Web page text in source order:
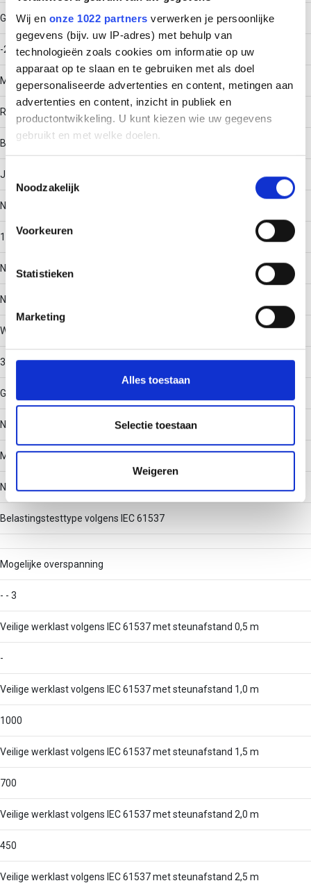
Wij en onze 1022 partners verwerken je persoonlijke
gegevens (bijv. uw IP-adres) met behulp van
technologieën zoals cookies om informatie op uw
apparaat op te slaan en te gebruiken met als doel
gepersonaliseerde advertenties en content, metingen aan
advertenties en content, inzicht in publiek en
productontwikkeling. U kunt kiezen wie uw gegevens
gebruikt en met welke doelen.
Informatie verzamelen over uw geografische locatie,
Uw apparaat identificeren door het actief te scannen
op specifieke eigenschappen (fingerprinting)
verwerkt en stel uw voorkeuren in het
detailgedeelte in.
personaliseren, om functies voor social media te bieden
en om ons websiteverkeer te analyseren. Ook delen we
partners voor social media, adverteren en analyse. Deze
partners kunnen deze gegevens combineren met andere
informatie die u aan ze heeft verstrekt of die ze hebben
verzameld op basis van uw gebruik van hun services.
Noodzakelijk
Voorkeuren
Statistieken
Marketing
Alles toestaan
Selectie toestaan
Weigeren
Gebruikstemperatuur
-20 - 120
Materiaal
Roestvaststaal (RVS)
Bodemperforatie
Ja
Nuttige doorsnede
19104
Nato perforatie
Nee
Werkende lengte
3000
Geschikt voor functiebehoud
Nee
Met deksel/afdekking
Nee
Belastingstesttype volgens IEC 61537
Mogelijke overspanning
- - 3
Veilige werklast volgens IEC 61537 met steunafstand 0,5 m
-
Veilige werklast volgens IEC 61537 met steunafstand 1,0 m
1000
Veilige werklast volgens IEC 61537 met steunafstand 1,5 m
700
Veilige werklast volgens IEC 61537 met steunafstand 2,0 m
450
Veilige werklast volgens IEC 61537 met steunafstand 2,5 m